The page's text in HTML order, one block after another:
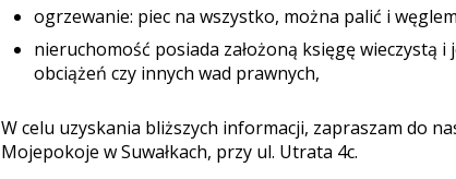
ogrzewanie: piec na wszystko, można palić i
nieruchomość posiada założoną księgę wieczystą
obciążeń czy innych wad prawnych,
W celu uzyskania bliższych informacji, zapraszam do
Mojepokoje w Suwałkach, przy ul. Utrata 4c.